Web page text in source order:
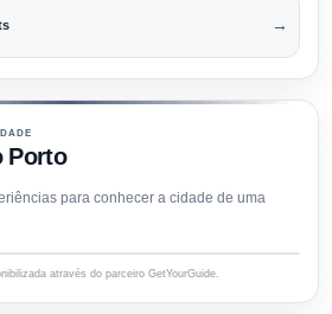
→
Porto
para conhecer a cidade de uma
através do parceiro GetYourGuide.